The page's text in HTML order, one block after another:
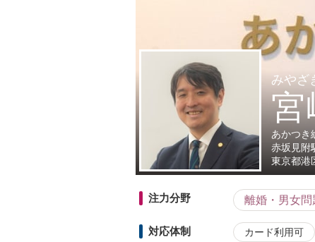
みやざ
宮
あかつき
赤坂見附
東京都港
注力分野 離婚・男女問
対応体制 カード利用可